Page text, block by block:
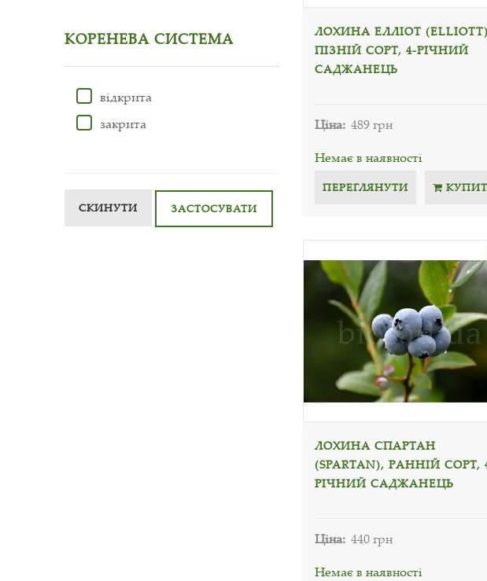
КОРЕНЕВА СИСТЕМА
відкрита
закрита
СКИНУТИ ЗАСТОСУВАТИ
ЛОХИНА ЕЛЛІОТ
ПІЗНІЙ СОРТ, 4-РІЧНИЙ
САДЖАНЕЦЬ
Ціна: 489 грн
Немає в наявності
ПЕРЕГЛЯНУТИ
ЛОХИНА СПАРТАН
(SPARTAN), РАННІЙ СОРТ,
РІЧНИЙ САДЖАНЕЦЬ
Ціна: 440 грн
Немає в наявності